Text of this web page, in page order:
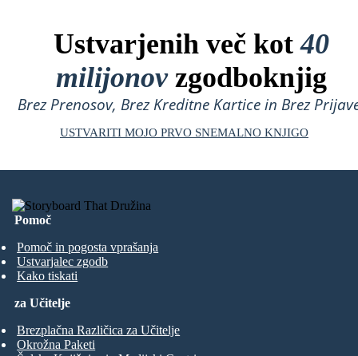
Ustvarjenih več kot40
milijonovzgodboknjig
Brez Prenosov, Brez Kreditne Kartice in Brez
USTVARITI MOJO PRVO SNEMALNO KNJIGO
Pomoč
Pomoč in pogosta vprašanja
Ustvarjalec zgodb
Kako tiskati
za Učitelje
Brezplačna Različica za Učitelje
Okrožna Paketi